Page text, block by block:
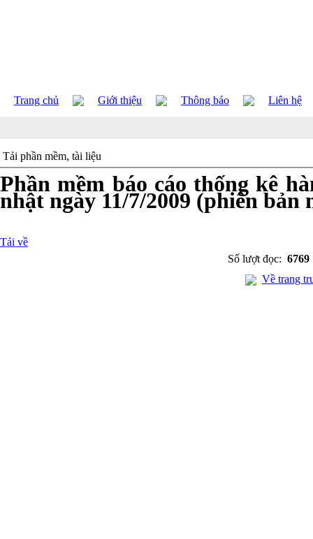
Trang chủ Giới thiệu Thông báo Liên hệ
Tải phần mềm, tài liệu
Phần mềm báo cáo thống kê
nhật ngày 11/7/2009 (phiên bản
Tải về
Số lượt đọc: 6769
Về trang